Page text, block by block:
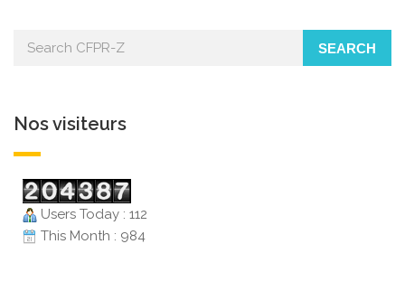
SEARCH
Nos visiteurs
Users Today : 112
This Month : 984